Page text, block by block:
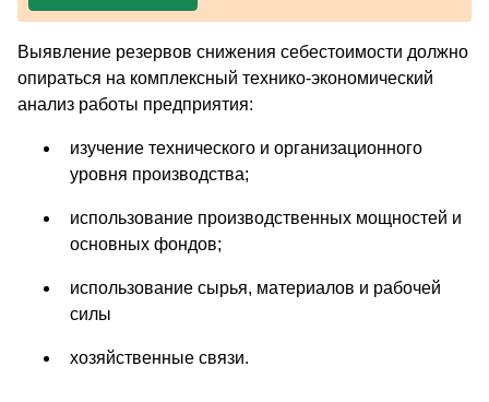
Выявление резервов снижения себестоимости должно
опираться на комплексный технико-экономический
анализ работы предприятия:
изучение технического и организационного
уровня производства;
использование производственных мощностей и
основных фондов;
использование сырья, материалов и рабочей
силы
хозяйственные связи.